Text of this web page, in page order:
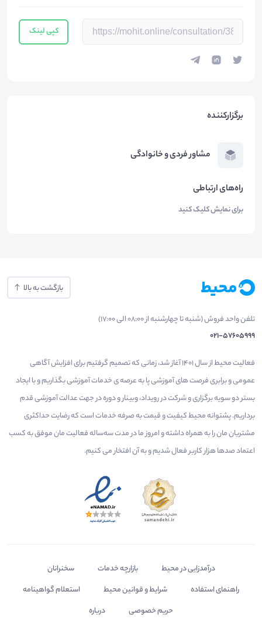
کپی لینک
برگزارکننده
مشاور فردی و خانوادگی
راه‌های ارتباطی
برای نمایش کلیک کنید
بازگشت به بالا
تلفن واحد فروش (شنبه تا چهارشنبه از 08:00 الی 17:00)
021-57605999
فعالیت محیط از سال 1401 آغاز شد، زمانی که تصمیم گرفتیم برای افزایش آگاهی
عمومی و برابری فرصت های آموزشی پا به عرصه ی خدمات آموزشی بگذاریم و با ایجاد
بستر دو سویه برگزاری و شرکت در رویداد، وبینار و دوره در جهت عدالت آموزشی قدم
برداریم. پشتوانه محیط کیفیت و قیمت به صرفه خدمات است که رضایت حداکثری
مشتریان مان را به همراه داشته و امروز ما در مدت سه‌ساله فعالیت مان موفق به کسب
اعتماد صدها هزار کاربر فعال شدیم و به آن افتخار می‌ کنیم.
درآمدزایی در محیط بازارچه خدمات
سخنرانان
راهنمای استفاده
شرایط و قوانین محیط
استعلام گواهینامه
حریم خصوصی
درباره